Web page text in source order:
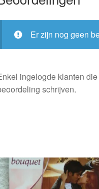
Er zijn nog geen
ingelogde klanten
schrijven.